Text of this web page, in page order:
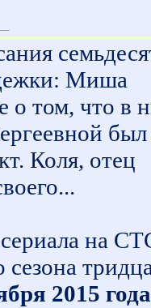
Миша
о том, что в
был
Коля, отец
на
2015 года